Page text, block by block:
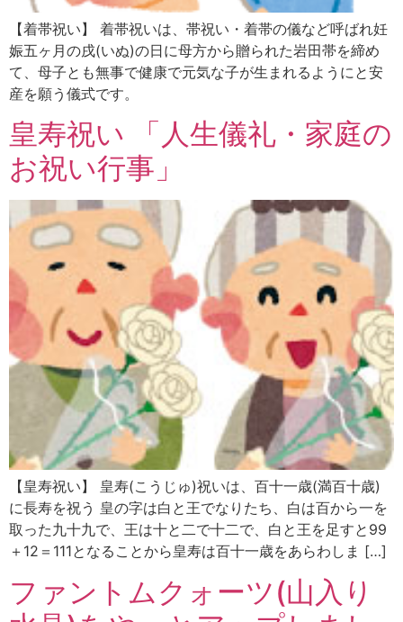
【着帯祝い】 着帯祝いは、帯祝い・着帯の儀など呼ばれ妊
娠五ヶ月の戌(いぬ)の日に母方から贈られた岩田帯を締め
て、母子とも無事で健康で元気な子が生まれるようにと安
産を願う儀式です。
皇寿祝い 「人生儀礼・家庭の
お祝い行事」
【皇寿祝い】 皇寿(こうじゅ)祝いは、百十一歳(満百十歳)
に長寿を祝う 皇の字は白と王でなりたち、白は百から一を
取った九十九で、王は十と二で十二で、白と王を足すと99
＋12＝111となることから皇寿は百十一歳をあらわしま […]
ファントムクォーツ(山入り